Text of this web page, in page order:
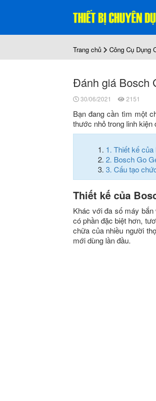
Trang chủ Công Cụ Dụng
Đánh giá Bosch
30/06/2021 2151
Bạn đang cần tìm một
thước nhỏ trong linh
1. Thiết kế
2. Bosch Go
3. Cấu tạo
Thiết kế của
Khác với đa số máy
có phần đặc biệt hơn,
chữa của nhiều người
mới dùng lần đầu.